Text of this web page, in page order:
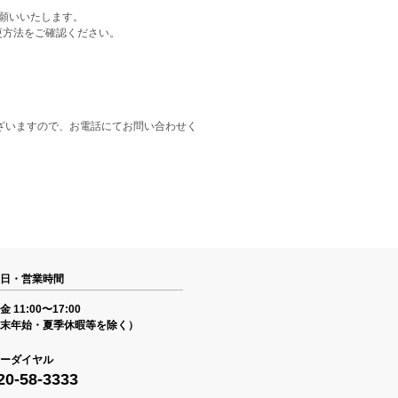
いたします。
法をご確認ください。
ますので、お電話にてお問い合わせく
・営業時間
11:00〜17:00
年始・夏季休暇等を除く）
ダイヤル
58-3333